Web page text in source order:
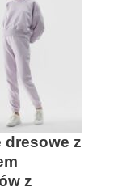
dresowe z
z